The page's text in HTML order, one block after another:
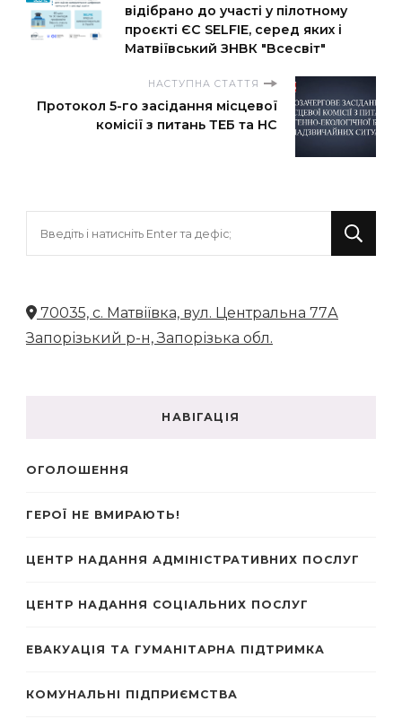
відібрано до участі у пілотному
проєкті ЄС SELFIE, серед яких і
Матвіївський ЗНВК "Всесвіт"
НАСТУПНА СТАТТЯ
Протокол 5-го засідання місцевої
комісії з питань ТЕБ та НС
70035, с. Матвіївка, вул. Центральна 77А
Запорізький р-н, Запорізька обл.
НАВІГАЦІЯ
ОГОЛОШЕННЯ
ГЕРОЇ НЕ ВМИРАЮТЬ!
ЦЕНТР НАДАННЯ АДМІНІСТРАТИВНИХ ПОСЛУГ
ЦЕНТР НАДАННЯ СОЦІАЛЬНИХ ПОСЛУГ
ЕВАКУАЦІЯ ТА ГУМАНІТАРНА ПІДТРИМКА
КОМУНАЛЬНІ ПІДПРИЄМСТВА